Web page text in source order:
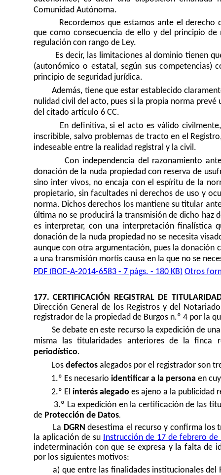
Comunidad Autónoma.
Recordemos que estamos ante el
que como consecuencia de ello y del principio
regulación con rango de Ley.
Es decir, las limitaciones al dominio tienen
(autonómico o estatal, según sus competencias)
principio de seguridad jurídica.
Además, tiene que estar establecido
nulidad civil del acto, pues si la propia norma
del citado artículo 6 CC.
En definitiva, si el acto es válido
inscribible, salvo problemas de tracto en el
indeseable entre la realidad registral y la civil.
Con independencia del razonamiento
donación de la nuda propiedad con reserva de
sino inter vivos, no encaja con el espíritu de la
propietario, sin facultades ni derechos de uso y
norma. Dichos derechos los mantiene su titular
última no se producirá la transmisión de dicho
es interpretar, con una interpretación finalística
donación de la nuda propiedad no se necesita
aunque con otra argumentación, pues la donación
a una transmisión mortis causa en la que no se
PDF (BOE-A-2014-6583 - 7 págs. - 180 KB) Otros
177. CERTIFICACIÓN REGISTRAL DE
Dirección General de los Registros y del
registrador de la propiedad de Burgos n.º 4 por la
Se debate en este recurso la expedición de
misma las titularidades anteriores de la finca
periodístico.
Los defectos alegados por el registrador son
1.º Es necesario identificar a la persona en
2.º El interés alegado es ajeno a la publicidad
3.º La expedición en la certificación de las
de Protección de Datos.
La DGRN desestima el recurso y confirma los
la aplicación de su
Instrucción de 17 de febrero de
indeterminación con que se expresa y la falta de
por los siguientes motivos:
a) que entre las finalidades institucionales